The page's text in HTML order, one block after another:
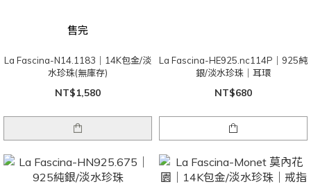
售完
La Fascina-N14.1183｜14K包金/淡
水珍珠(無庫存)
NT$1,580
La Fascina-HE925.nc114P｜925純
銀/淡水珍珠｜耳環
NT$680